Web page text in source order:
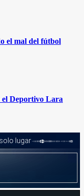
el mal del fútbol
el Deportivo Lara